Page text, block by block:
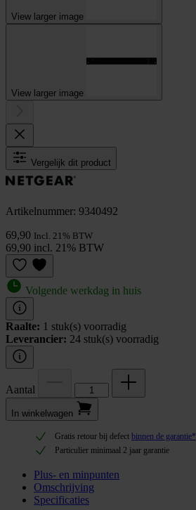
View larger image
View larger image
Vergelijk dit product
Artikelnummer: 9340492
69,90 Incl. 21% BTW
69,90 incl. 21% BTW
Volgende werkdag in huis
Raalte: 1 stuk(s) voorradig
Leverancier: 24 stuk(s) voorradig
Aantal
In winkel­wagen
Gratis retour bij defect binnen de garantie*
Particulier minimaal 2 jaar garantie
Plus- en minpunten
Omschrijving
Specificaties